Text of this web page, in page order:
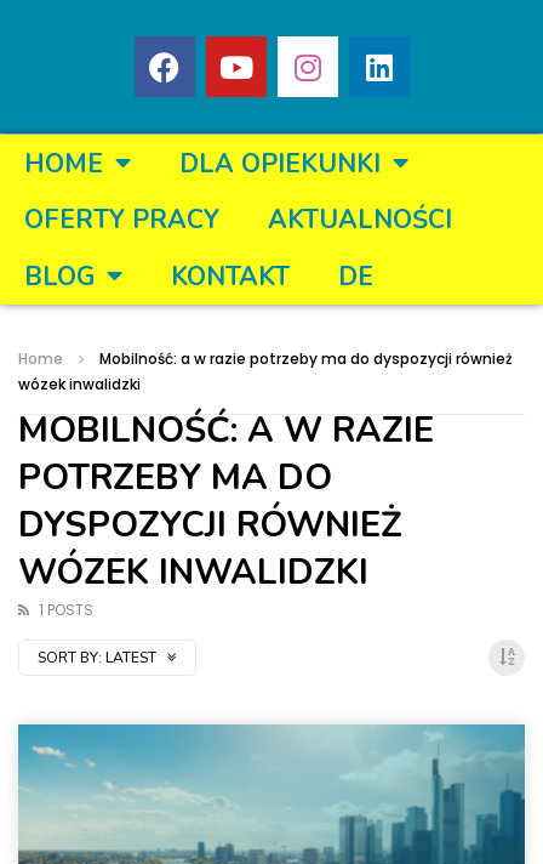
HOME
DLA OPIEKUNKI
OFERTY PRACY
AKTUALNOŚCI
BLOG
KONTAKT DE
Home
Mobilność: a w razie potrzeby ma do dyspozycji również
wózek inwalidzki
MOBILNOŚĆ: A W RAZIE
POTRZEBY MA DO
DYSPOZYCJI RÓWNIEŻ
WÓZEK INWALIDZKI
1 POSTS
SORT BY: LATEST